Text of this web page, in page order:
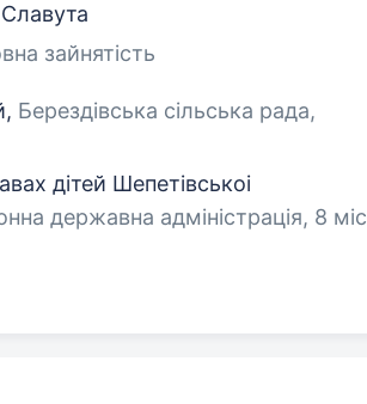
зайнятість
Берездівська сільська рада,
дітей Шепетівськоі
державна адміністрація, 8